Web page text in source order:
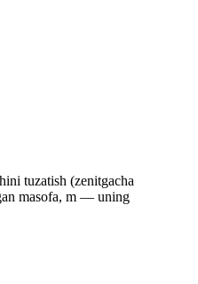
tuzatish (zenitgacha
masofa, m — uning